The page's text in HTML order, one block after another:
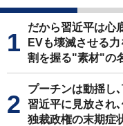
だから習近平は心
EVも壊滅させる
割を握る"素材"の
プーチンは動揺し
習近平に見放され
独裁政権の末期症